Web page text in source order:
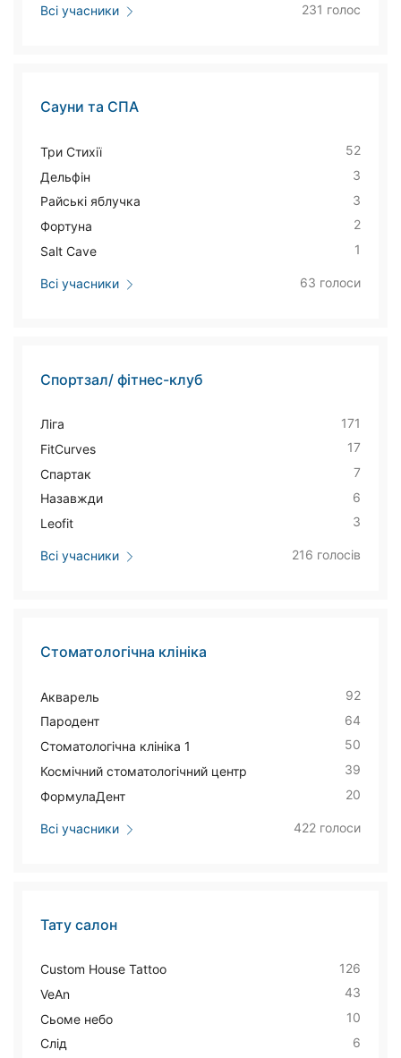
Всі учасники 231 голос
Сауни та СПА
Три Стихії
52
Дельфін
3
Райські яблучка
3
Фортуна
2
Salt Cave
1
Всі учасники 63 голоси
Спортзал/ фітнес-клуб
Ліга
171
FitCurves
17
Спартак
7
Назавжди
6
Leofit
3
Всі учасники 216 голосів
Стоматологічна клініка
Акварель
92
Пародент
64
Стоматологічна клініка 1
50
Космічний стоматологічний центр
39
ФормулаДент
20
Всі учасники 422 голоси
Тату салон
Custom House Tattoo
126
VeAn
43
Сьоме небо
10
Слід
6